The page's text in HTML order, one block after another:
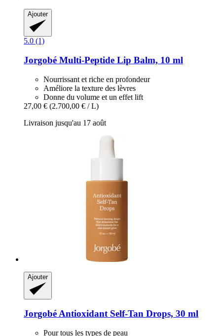
Ajouter
5.0 (1)
Jorgobé Multi-​Peptide Lip Balm, 10 ml
Nourrissant et riche en profondeur
Améliore la texture des lèvres
Donne du volume et un effet lift
27,00 € (2.700,00 € / L)
Livraison jusqu'au 17 août
Ajouter
JorgobéAntioxidant Self-​Tan Drops, 30 ml
Pour tous les types de peau